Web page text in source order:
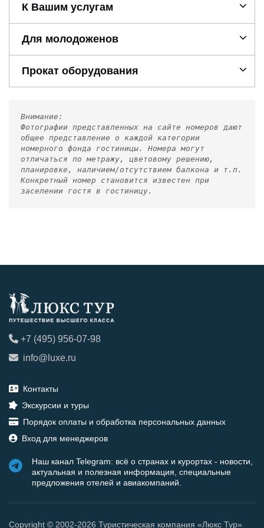
К Вашим услугам
Для молодоженов
Прокат оборудования
Внимание:
Фотографии представленных на сайте номеров дают
общее представление о каждой категории
номерного фонда гостиницы. Номера могут
отличаться по метражу, цветовому решению,
планировке, наличием/отсутствием балкона и т.п.
Конкретный номер становится известен при
заселении гостя в гостиницу.
+7 (495) 956-07-98
info@luxe.ru
Контакты
Экскурсии и туры
Порядок оплаты и обработка персональных данных
Вход для менеджеров
Наш канал Telegram: всё о странах и курортах - новости,
актуальная и полезная информация, специальные
предложения отелей и авиакомпаний.
Copyright © 2002-2026 Туристическая компания «Люкс Тур»